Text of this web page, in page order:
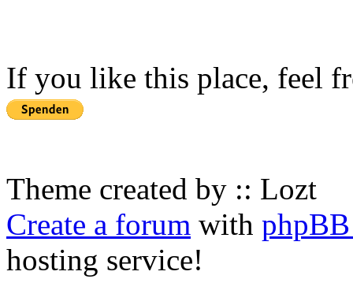
If you like this place, feel
Theme created by :: Lozt
Create a forum with
hosting service!